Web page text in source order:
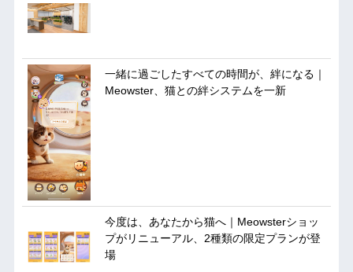
一緒に過ごしたすべての時間が、絆になる｜
Meowster、猫との絆システムを一新
今度は、あなたから猫へ｜Meowsterショッ
プがリニューアル、2種類の限定プランが登
場